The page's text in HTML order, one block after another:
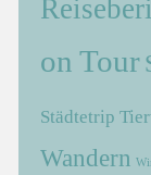
on Tour
Städtetrip
Wandern